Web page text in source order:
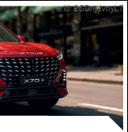
erid: 2SDnjdvnyL7